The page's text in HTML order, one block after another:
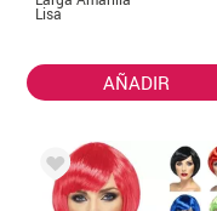
Lisa
AÑADIR